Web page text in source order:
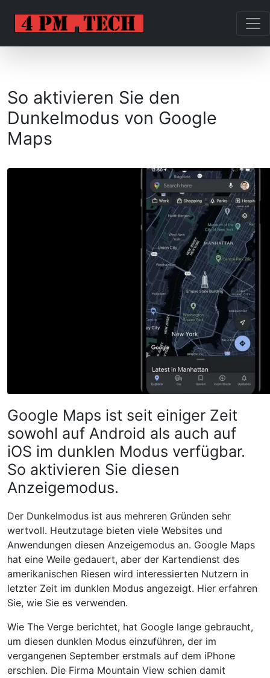
So aktivieren Sie den
Dunkelmodus von Google
Maps
Google Maps ist seit einiger Zeit
sowohl auf Android als auch auf
iOS im dunklen Modus verfügbar.
So aktivieren Sie diesen
Anzeigemodus.
Der Dunkelmodus ist aus mehreren Gründen sehr
wertvoll. Heutzutage bieten viele Websites und
Anwendungen diesen Anzeigemodus an. Google Maps
hat eine Weile gedauert, aber der Kartendienst des
amerikanischen Riesen wird interessierten Nutzern in
letzter Zeit im dunklen Modus angezeigt. Hier erfahren
Sie, wie Sie es verwenden.
Wie The Verge berichtet, hat Google lange gebraucht,
um diesen dunklen Modus einzuführen, der im
vergangenen September erstmals auf dem iPhone
erschien. Die Firma Mountain View schien damit